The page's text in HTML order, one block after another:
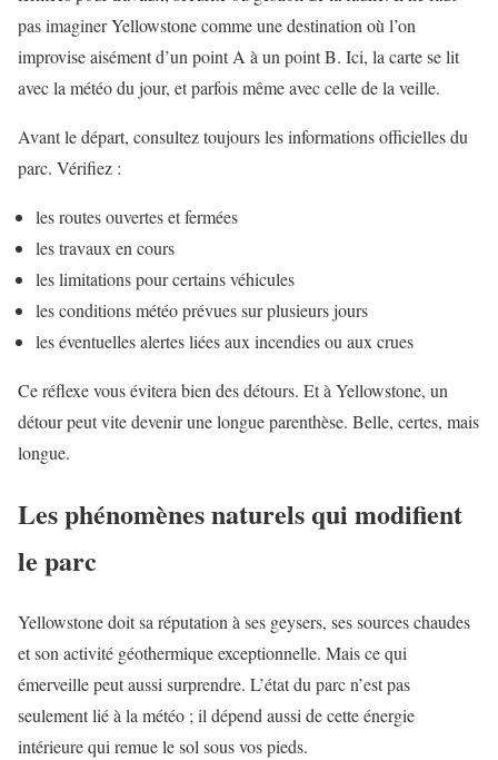
pas imaginer Yellowstone comme une destination où l’on
improvise aisément d’un point A à un point B. Ici, la carte se lit
avec la météo du jour, et parfois même avec celle de la veille.
Avant le départ, consultez toujours les informations officielles du
parc. Vérifiez :
les routes ouvertes et fermées
les travaux en cours
les limitations pour certains véhicules
les conditions météo prévues sur plusieurs jours
les éventuelles alertes liées aux incendies ou aux crues
Ce réflexe vous évitera bien des détours. Et à Yellowstone, un
détour peut vite devenir une longue parenthèse. Belle, certes, mais
longue.
Les phénomènes naturels qui modifient
le parc
Yellowstone doit sa réputation à ses geysers, ses sources chaudes
et son activité géothermique exceptionnelle. Mais ce qui
émerveille peut aussi surprendre. L’état du parc n’est pas
seulement lié à la météo ; il dépend aussi de cette énergie
intérieure qui remue le sol sous vos pieds.